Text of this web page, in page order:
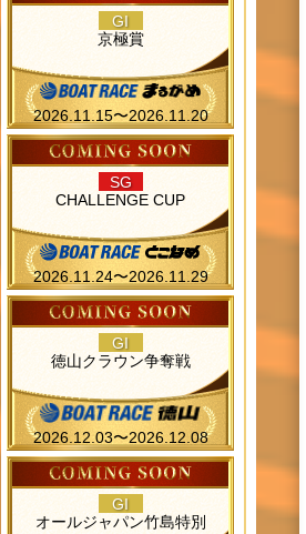
GI
京極賞
2026.11.15〜2026.11.20
SG
CHALLENGE CUP
2026.11.24〜2026.11.29
GI
徳山クラウン争奪戦
2026.12.03〜2026.12.08
GI
オールジャパン竹島特別